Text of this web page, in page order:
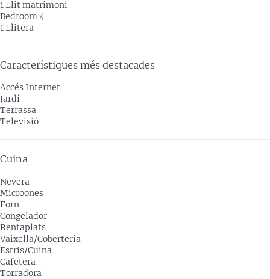
1 Llit matrimoni
Bedroom 4
1 Llitera
Característiques més destacades
Accés Internet
Jardí
Terrassa
Televisió
Cuina
Nevera
Microones
Forn
Congelador
Rentaplats
Vaixella/Coberteria
Estris/Cuina
Cafetera
Torradora